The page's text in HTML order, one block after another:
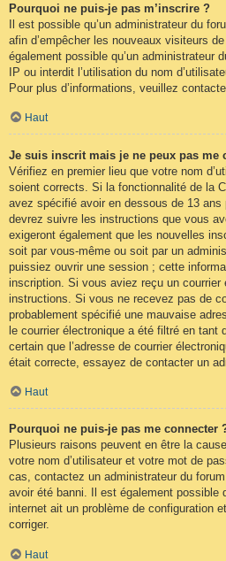
Pourquoi ne puis-je pas m’inscrire ?
Il est possible qu’un administrateur du
afin d’empêcher les nouveaux visiteurs
également possible qu’un administrateur
IP ou interdit l’utilisation du nom
Pour plus d’informations, veuillez
Haut
Je suis inscrit mais je ne peux pas me
Vérifiez en premier lieu que votre nom
soient corrects. Si la fonctionnalité de la
avez spécifié avoir en dessous de 13 ans
devrez suivre les instructions que vous
exigeront également que les nouvelles
soit par vous-même ou soit par un
puissiez ouvrir une session ; cette
inscription. Si vous aviez reçu un courrier
instructions. Si vous ne recevez pas de
probablement spécifié une mauvaise
le courrier électronique a été filtré en tant
certain que l’adresse de courrier
était correcte, essayez de contacter un
Haut
Pourquoi ne puis-je pas me connecter
Plusieurs raisons peuvent en être la
votre nom d’utilisateur et votre mot de
cas, contactez un administrateur du
avoir été banni. Il est également possible
internet ait un problème de configuration
corriger.
Haut